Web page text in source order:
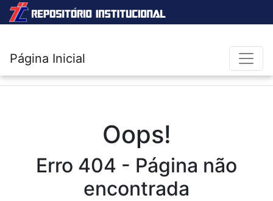
Página Inicial
Oops!
Erro 404 - Página não
encontrada